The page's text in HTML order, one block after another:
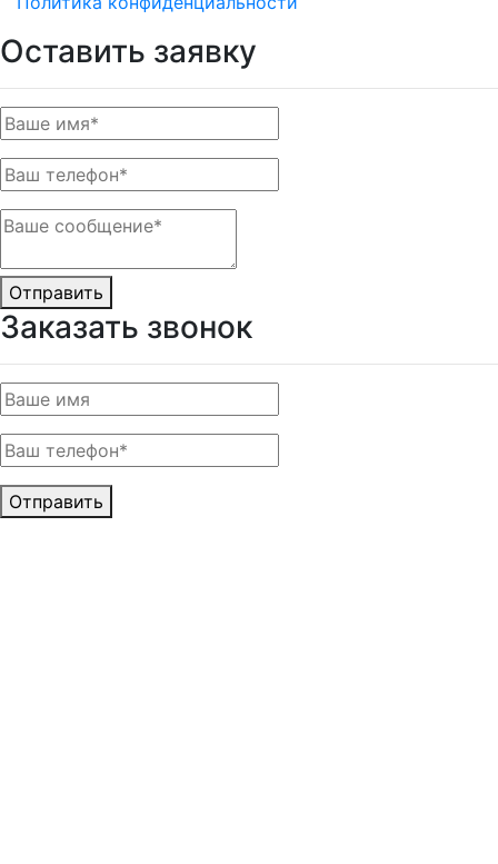
Оставить заявку
Отправить
Заказать звонок
Отправить